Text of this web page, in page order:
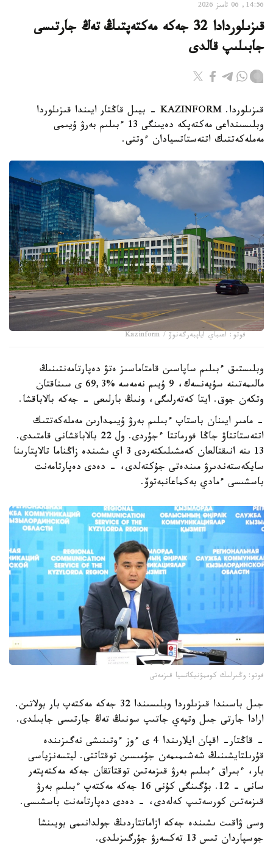
14:56, 06 تامىز 2026
قىزىلوردادا 32 جەكە مەكتەپتىڭ تەڭ جارتىسى
جابىلىپ قالدى
قىزىلوردا. KAZINFORM - بيىل قاڭتار ايىندا قىزىلوردا
وبلىسىنداعى مەكتەپكە دەيىنگى 13 ءبىلىم بەرۋ ۇيىمى
مەملەكەتتىك اتتەستاتسيادان ءوتتى.
فوتو: اعىباي اياپبەرگەنوۆ / Kazinform
وبلىستىق ءبىلىم ساپاسىن قامتاماسىز ەتۋ دەپارتامەنتىنىڭ
مالىمەتىنە سۇيەنسەك، 9 ۇيىم نەمەسە %69,3 ى سىناقتان
وتكەن جوق. ايتا كەتەرلىگى، ونىڭ بارلىعى - جەكە بالاباقشا.
- مامىر ايىنان باستاپ ءبىلىم بەرۋ ۇيىمدارىن مەملەكەتتىك
اتتەستاتتاۋ جاڭا فورماتتا ءجۇردى. ول 22 بالاباقشانى قامتىدى.
13 ىنە انىقتالعان كەمشىلىكتەردى 3 اي ىشىندە زاڭناما تالاپتارىنا
سايكەستەندىرۋ مىندەتى جۇكتەلدى، - دەدى دەپارتامەنت
باسشىسى ءمادي بەكماعانبەتوۆ.
فوتو: وڭىرلىك كوممۋنيكاتسيا قىزمەتى
جىل باسىندا قىزىلوردا وبلىسىندا 32 جەكە مەكتەپ بار بولاتىن.
ارادا جارتى جىل وتپەي جاتىپ سونىڭ تەڭ جارتىسى جابىلدى.
- قاڭتار- اقپان ايلارىندا 4 ى ءوز ءوتىنىشى نەگىزىندە
قۇرىلتايشىنىڭ شەشىمىمەن جۇمىسىن توقتاتتى. ليتسەنزياسى
بار، ءبىراق ءبىلىم بەرۋ قىزمەتىن توقتاتقان جەكە مەكتەپتەر
سانى - 12. بۇگىنگى كۇنى 16 جەكە مەكتەپ ءبىلىم بەرۋ
قىزمەتىن كورسەتىپ كەلەدى، - دەدى دەپارتامەنت باسشىسى.
وسى ۋاقىت ىشىندە جەكە ازاماتتاردىڭ جولدانىمى بويىنشا
جوسپاردان تىس 13 تەكسەرۋ جۇرگىزىلدى.